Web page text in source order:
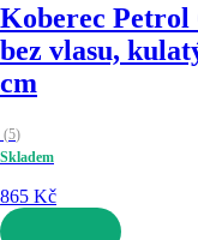
Koberec Petrol
bez vlasu,
cm
(5)
Skladem
865 Kč